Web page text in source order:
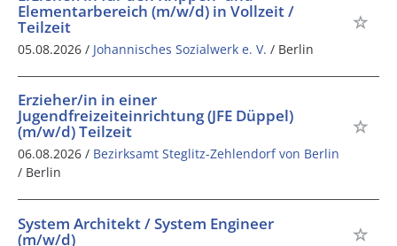
Elementarbereich (m/w/d) in Vollzeit /
Teilzeit
05.08.2026 / Johannisches Sozialwerk e. V. / Berlin
Erzieher/in in einer
Jugendfreizeiteinrichtung (JFE Düppel)
(m/w/d) Teilzeit
06.08.2026 / Bezirksamt Steglitz-Zehlendorf von Berlin
/ Berlin
System Architekt / System Engineer
(m/w/d)